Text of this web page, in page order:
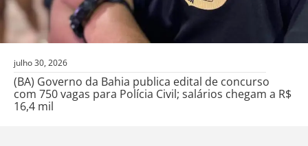
julho 30, 2026
(BA) Governo da Bahia publica edital de concurso
com 750 vagas para Polícia Civil; salários chegam a R$
16,4 mil